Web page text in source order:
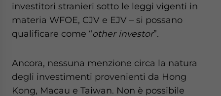
investitori stranieri sotto le leggi vigenti in
materia WFOE, CJV e EJV – si possano
qualificare come “other investor”.
Ancora, nessuna menzione circa la natura
degli investimenti provenienti da Hong
Kong, Macau e Taiwan. Non è possibile